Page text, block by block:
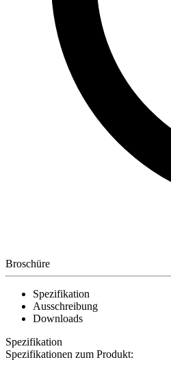
Broschüre
Spezifikation
Ausschreibung
Downloads
Spezifikation
Spezifikationen zum Produkt: